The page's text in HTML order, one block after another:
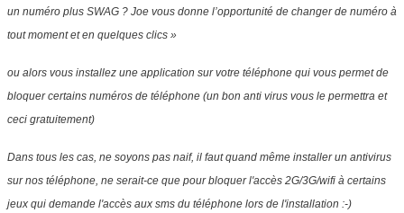
un numéro plus SWAG ? Joe vous donne l’opportunité de changer de numéro à
tout moment et en quelques clics »
ou alors vous installez une application sur votre téléphone qui vous permet de
bloquer certains numéros de téléphone (un bon anti virus vous le permettra et
ceci gratuitement)
Dans tous les cas, ne soyons pas naif, il faut quand même installer un antivirus
sur nos téléphone, ne serait-ce que pour bloquer l'accès 2G/3G/wifi à certains
jeux qui demande l'accès aux sms du téléphone lors de l'installation :-)